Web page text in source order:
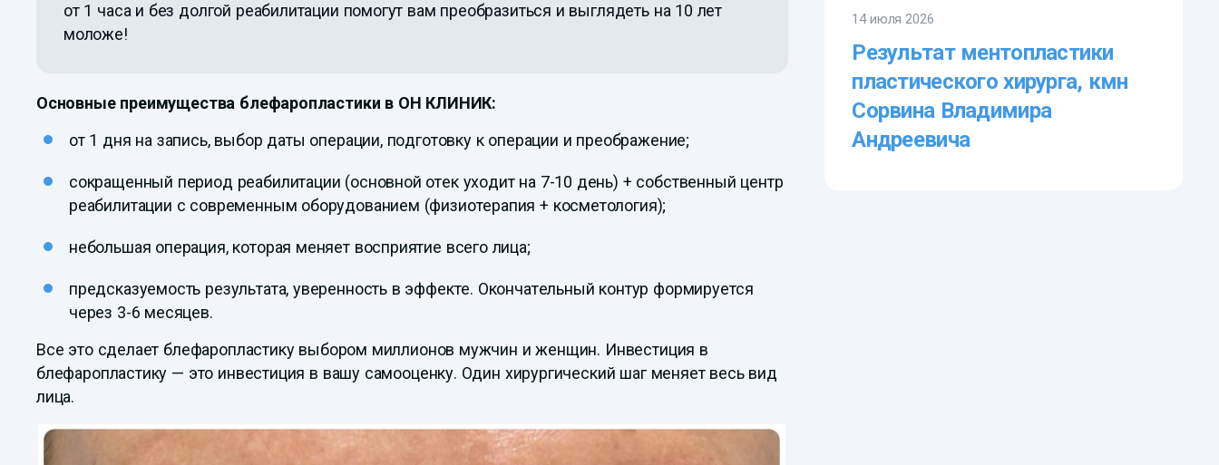
от 1 часа и без долгой реабилитации помогут вам преобразиться и выглядеть на 10 лет
моложе!
Основные преимущества блефаропластики в ОН КЛИНИК:
от 1 дня на запись, выбор даты операции, подготовку к операции и преображение;
сокращенный период реабилитации (основной отек уходит на 7-10 день) + собственный центр
реабилитации с современным оборудованием (физиотерапия + косметология);
небольшая операция, которая меняет восприятие всего лица;
предсказуемость результата, уверенность в эффекте. Окончательный контур формируется
через 3-6 месяцев.
Все это сделает блефаропластику выбором миллионов мужчин и женщин. Инвестиция в
блефаропластику — это инвестиция в вашу самооценку. Один хирургический шаг меняет весь вид
лица.
14 июля 2026
Результат ментопластики
пластического хирурга, кмн
Сорвина Владимира
Андреевича